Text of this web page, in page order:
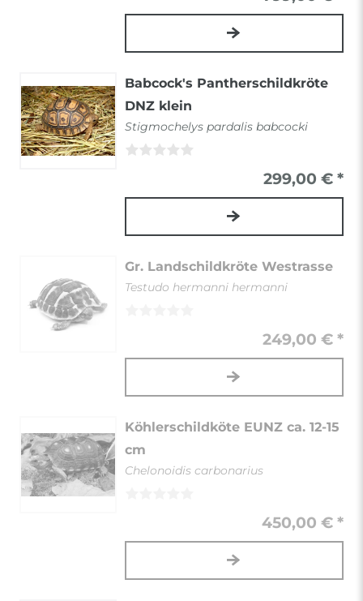
Babcock's Pantherschildkröte
DNZ klein
Stigmochelys pardalis babcocki
299,00 € *
Gr. Landschildkröte Westrasse
Testudo hermanni hermanni
249,00 € *
Köhlerschildköte EUNZ ca. 12-15
cm
Chelonoidis carbonarius
450,00 € *